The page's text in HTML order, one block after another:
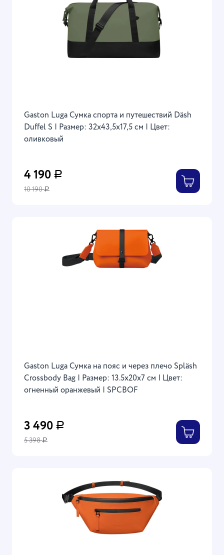
Gaston Luga Сумка спорта и путешествий Däsh
Duffel S | Размер: 32x43,5x17,5 см | Цвет:
оливковый
4 190 Р
10 190Р
Gaston Luga Сумка на пояс и через плечо Spläsh
Crossbody Bag | Размер: 13.5х20х7 см | Цвет:
огненный оранжевый | SPCBOF
3 490 Р
5 398Р